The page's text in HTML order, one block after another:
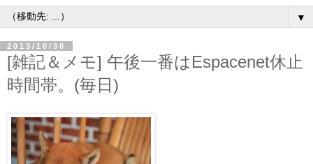
▼
2013/10/30
[雑記＆メモ] 午後一番はEspacenet休止
時間帯。(毎日)